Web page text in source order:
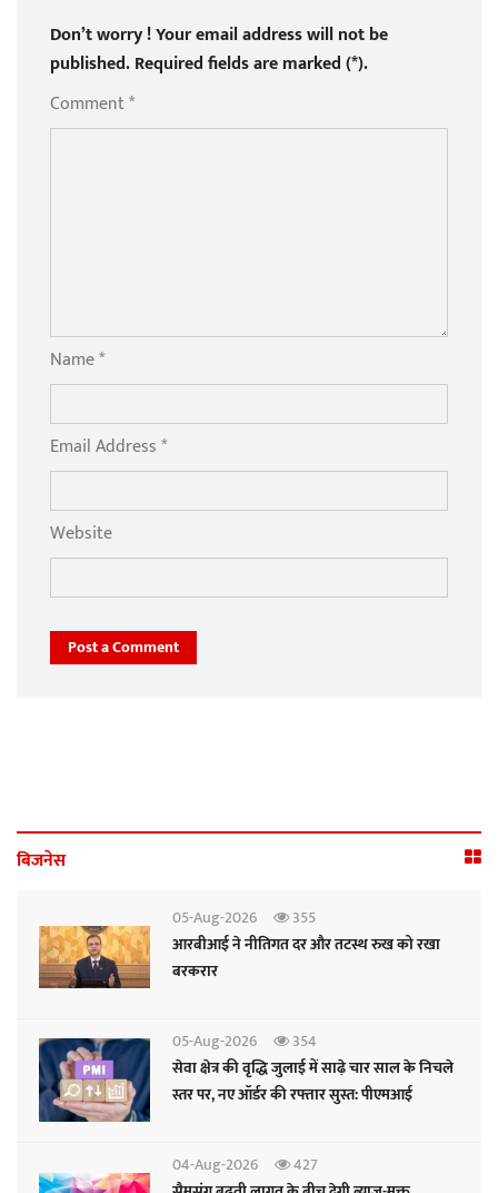
Don’t worry ! Your email address will not be
published. Required fields are marked (*).
Comment *
Name *
Email Address *
Website
Post a Comment
बिजनेस
05-Aug-2026
355
आरबीआई ने नीतिगत दर और तटस्थ रुख को रखा
बरकरार
05-Aug-2026
354
सेवा क्षेत्र की वृद्धि जुलाई में साढ़े चार साल के निचले
स्तर पर, नए ऑर्डर की रफ्तार सुस्त: पीएमआई
04-Aug-2026
427